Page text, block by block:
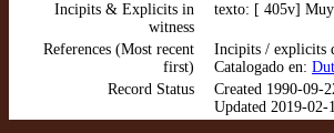
Incipits & Explicits in
witness
texto: [ 405v] Muy
References (Most recent
first)
Incipits / explicits
Catalogado en:
Record Status
Created 1990-09-
Updated 2019-02-